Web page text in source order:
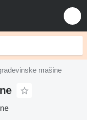
mašine